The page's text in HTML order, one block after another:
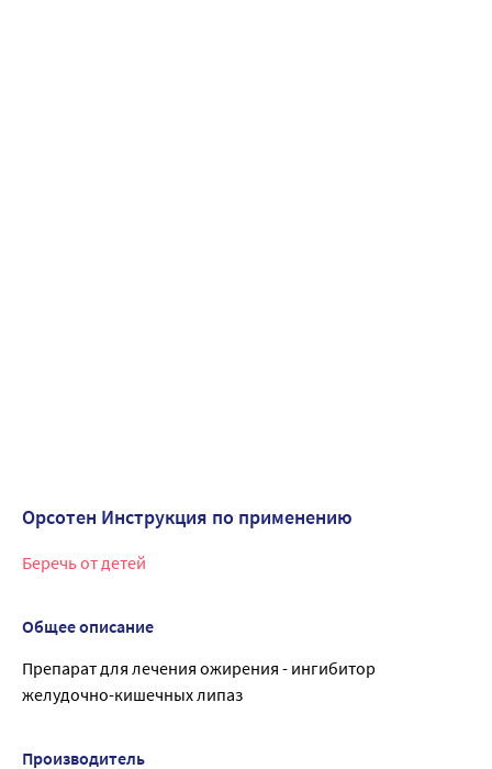
Орсотен Инструкция по применению
Беречь от детей
Общее описание
Препарат для лечения ожирения - ингибитор
желудочно-кишечных липаз
Производитель